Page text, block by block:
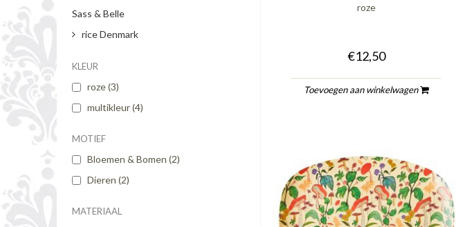
Sass & Belle
rice Denmark
KLEUR
roze(3)
multikleur(4)
MOTIEF
Bloemen & Bomen (2)
Dieren (2)
MATERIAAL
roze
€12,50
Toevoegen aan winkelwagen